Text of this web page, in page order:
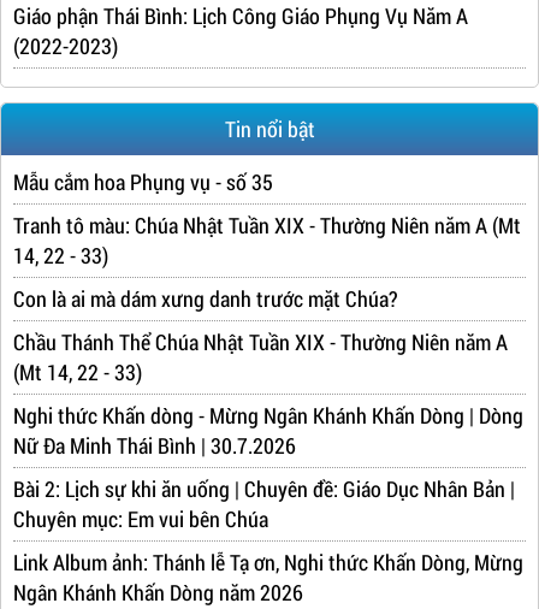
Giáo phận Thái Bình: Lịch Công Giáo Phụng Vụ Năm A
(2022-2023)
Tin nổi bật
Mẫu cắm hoa Phụng vụ - số 35
Tranh tô màu: Chúa Nhật Tuần XIX - Thường Niên năm A (Mt
14, 22 - 33)
Con là ai mà dám xưng danh trước mặt Chúa?
Chầu Thánh Thể Chúa Nhật Tuần XIX - Thường Niên năm A
(Mt 14, 22 - 33)
Nghi thức Khấn dòng - Mừng Ngân Khánh Khấn Dòng | Dòng
Nữ Đa Minh Thái Bình | 30.7.2026
Bài 2: Lịch sự khi ăn uống | Chuyên đề: Giáo Dục Nhân Bản |
Chuyên mục: Em vui bên Chúa
Link Album ảnh: Thánh lễ Tạ ơn, Nghi thức Khấn Dòng, Mừng
Ngân Khánh Khấn Dòng năm 2026